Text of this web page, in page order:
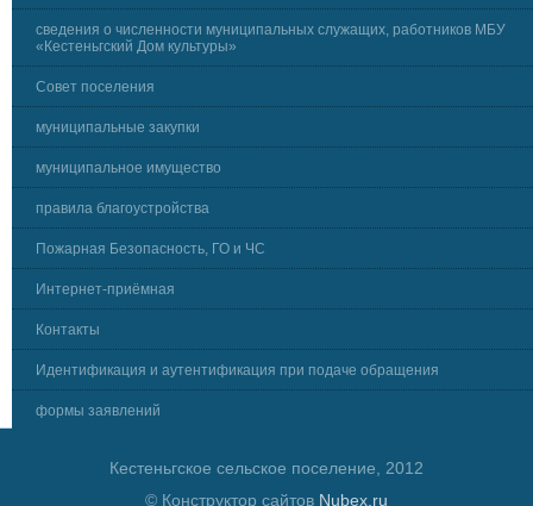
сведения о численности муниципальных служащих, работников МБУ
«Кестеньгский Дом культуры»
Совет поселения
муниципальные закупки
муниципальное имущество
правила благоустройства
Пожарная Безопасность, ГО и ЧС
Интернет-приёмная
Контакты
Идентификация и аутентификация при подаче обращения
формы заявлений
Кестеньгское сельское поселение, 2012
© Конструктор сайтов Nubex.ru